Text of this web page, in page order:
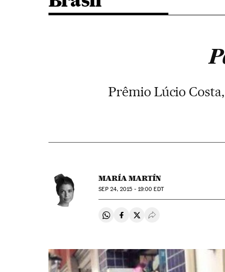
Prêmio Lúcio
MARÍA MARTÍN
SEP24, 2015 - 19:00 EDT
Compartir en Whatsapp
Compartir en Facebook
Compartir en Twitter
Desplegar Redes